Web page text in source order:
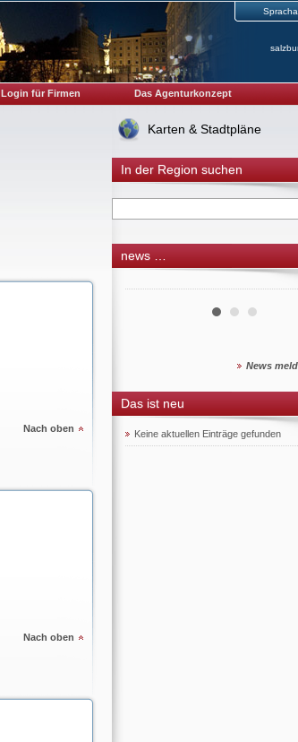
Login für Firmen Das Agenturkonzept
Nach oben
Nach oben
Karten & Stadtpläne
In der Region suchen
news …
News
Das ist neu
Keine aktuellen Einträge gefunden